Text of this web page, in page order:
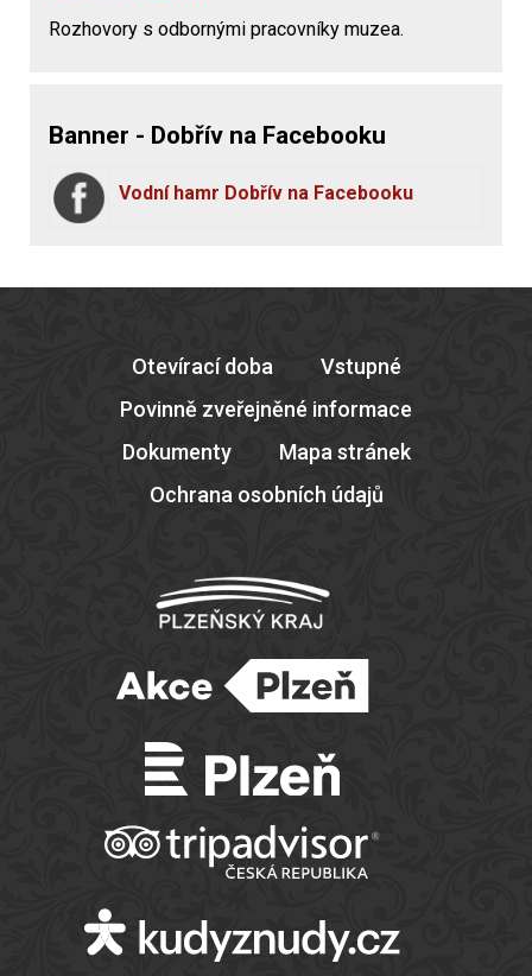
Rozhovory s odbornými pracovníky muzea.
Banner - Dobřív na Facebooku
Vodní hamr Dobřív na Facebooku
Otevírací doba
Vstupné
Povinně zveřejněné informace
Dokumenty
Mapa stránek
Ochrana osobních údajů